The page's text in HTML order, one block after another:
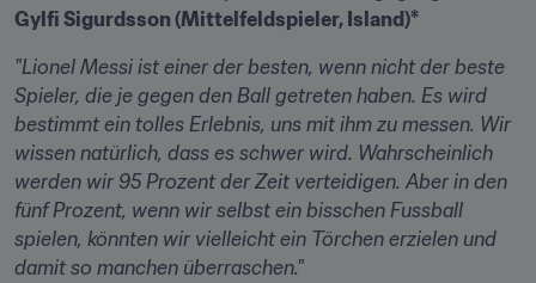
Gylfi Sigurdsson (Mittelfeldspieler, Island)*
"Lionel Messi ist einer der besten, wenn nicht der beste
Spieler, die je gegen den Ball getreten haben. Es wird
bestimmt ein tolles Erlebnis, uns mit ihm zu messen. Wir
wissen natürlich, dass es schwer wird. Wahrscheinlich
werden wir 95 Prozent der Zeit verteidigen. Aber in den
fünf Prozent, wenn wir selbst ein bisschen Fussball
spielen, könnten wir vielleicht ein Törchen erzielen und
damit so manchen überraschen."